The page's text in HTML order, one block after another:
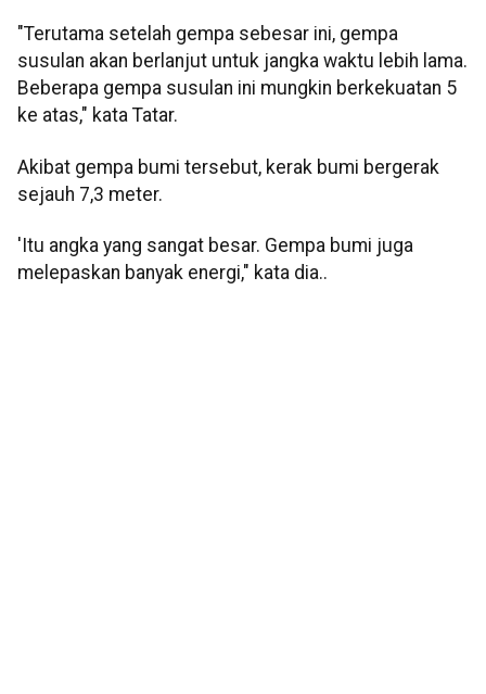
"Terutama setelah gempa sebesar ini, gempa
susulan akan berlanjut untuk jangka waktu lebih lama.
Beberapa gempa susulan ini mungkin berkekuatan 5
ke atas," kata Tatar.
Akibat gempa bumi tersebut, kerak bumi bergerak
sejauh 7,3 meter.
'Itu angka yang sangat besar. Gempa bumi juga
melepaskan banyak energi," kata dia..